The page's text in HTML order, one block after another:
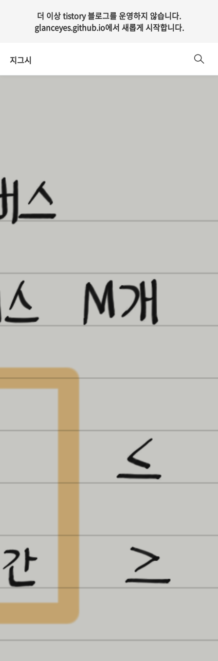
더 이상 tistory 블로그를 운영하지 않습니다.
glanceyes.github.io에서 새롭게 시작합니다.
지그시